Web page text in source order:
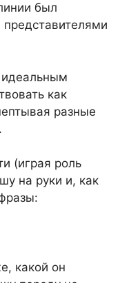
был
как
разные
(играя роль
на руки и, как
какой он